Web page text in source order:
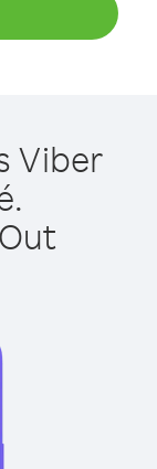
Viber